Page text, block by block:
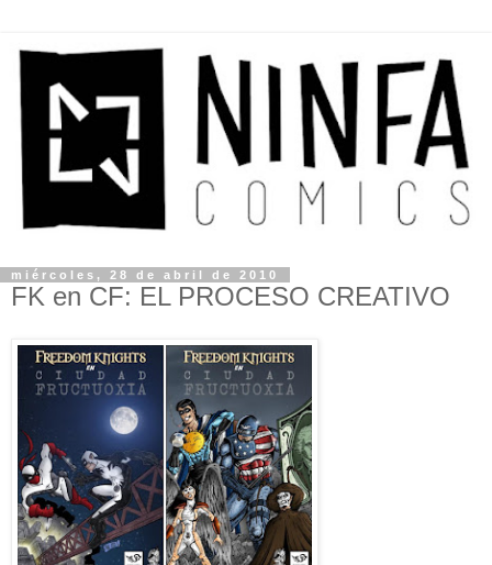
miércoles, 28 de abril de 2010
FK en CF: EL PROCESO CREATIVO